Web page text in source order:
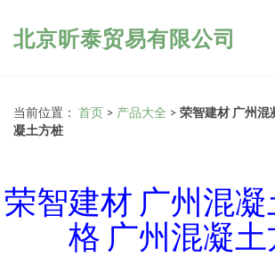
北京昕泰贸易有限公司
当前位置： 首页 > 产品大全 > 荣智建材 广州混
凝土方桩
荣智建材 广州混
格 广州混凝